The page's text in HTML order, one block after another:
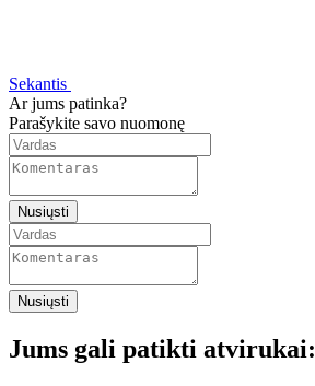
Sekantis
Ar jums patinka?
Parašykite savo nuomonę
Nusiųsti
Nusiųsti
Jums gali patikti atvirukai: